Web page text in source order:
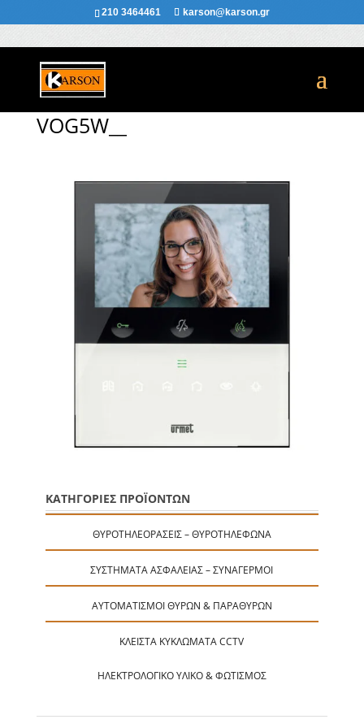
210 3464461 karson@karson.gr
VOG5W__
ΚΑΤΗΓΟΡΙΕΣ ΠΡΟΪΟΝΤΩΝ
ΘΥΡΟΤΗΛΕΟΡΆΣΕΙΣ – ΘΥΡΟΤΗΛΈΦΩΝΑ
ΣΥΣΤΉΜΑΤΑ ΑΣΦΑΛΕΊΑΣ – ΣΥΝΑΓΕΡΜΟΊ
ΑΥΤΟΜΑΤΙΣΜΟΊ ΘΥΡΏΝ & ΠΑΡΑΘΎΡΩΝ
ΚΛΕΙΣΤΆ ΚΥΚΛΏΜΑΤΑ CCTV
ΗΛΕΚΤΡΟΛΟΓΙΚΌ ΥΛΙΚΌ & ΦΩΤΙΣΜΌΣ